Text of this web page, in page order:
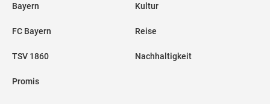
Bayern
FC Bayern
TSV 1860
Promis
Kultur
Reise
Nachhaltigkeit